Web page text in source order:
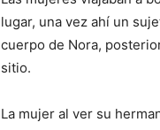
lugar, una vez ahí un
cuerpo de Nora,
sitio.
La mujer al ver su